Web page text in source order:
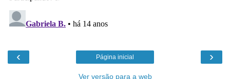
‹ ›
Página inicial
Ver versão para a web